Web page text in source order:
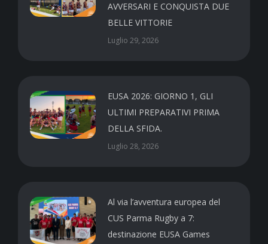
AVVERSARI E CONQUISTA DUE
BELLE VITTORIE
Luglio 29, 2026
EUSA 2026: GIORNO 1, GLI
ULTIMI PREPARATIVI PRIMA
DELLA SFIDA.
Luglio 28, 2026
Al via l’avventura europea del
CUS Parma Rugby a 7:
destinazione EUSA Games